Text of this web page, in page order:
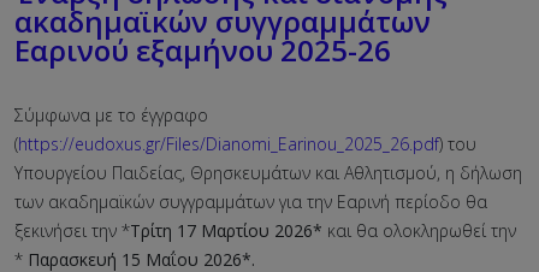
ακαδημαϊκών συγγραμμάτων
Εαρινού εξαμήνου 2025-26
Σύμφωνα με το έγγραφο
(https://eudoxus.gr/Files/Dianomi_Earinou_2025_26.pdf) του
Υπουργείου Παιδείας, Θρησκευμάτων και Αθλητισμού, η δήλωση
των ακαδημαϊκών συγγραμμάτων για την Εαρινή περίοδο θα
ξεκινήσει την *Τρίτη 17 Μαρτίου 2026* και θα ολοκληρωθεί την
* Παρασκευή 15 Μαΐου 2026*.